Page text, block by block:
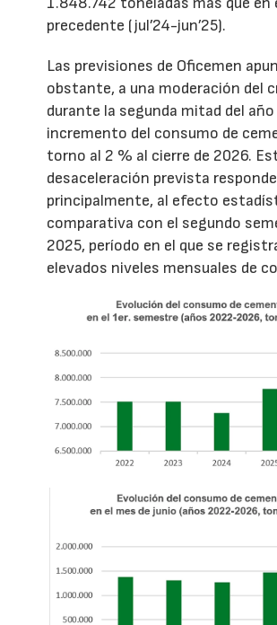
precedente (jul’24-jun’25).
Las previsiones de Oficemen
obstante, a una moderación del
durante la segunda mitad del
incremento del consumo de
torno al 2 % al cierre de 2026.
desaceleración prevista
principalmente, al efecto
comparativa con el segundo
2025, período en el que se
elevados niveles mensuales de